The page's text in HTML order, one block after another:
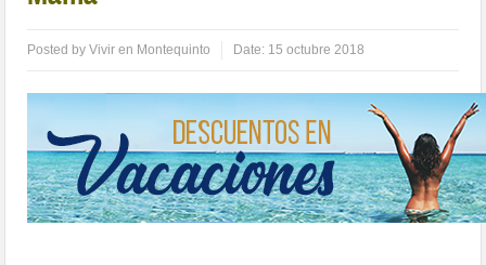
Posted byVivir en Montequinto Date: 15 octubre 2018